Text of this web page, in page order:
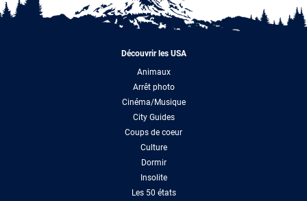
Découvrir les USA
Animaux
Arrêt photo
Cinéma/Musique
City Guides
Coups de coeur
Culture
Dormir
Insolite
Les 50 états